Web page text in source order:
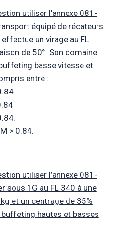
utiliser l’annexe 081-
équipé de récateurs
un virage au FL
de 50°. Son domaine
basse vitesse et
entre :
> 0.84.
utiliser l’annexe 081-
sous 1G au FL 340 à une
et un centrage de 35%
hautes et basses